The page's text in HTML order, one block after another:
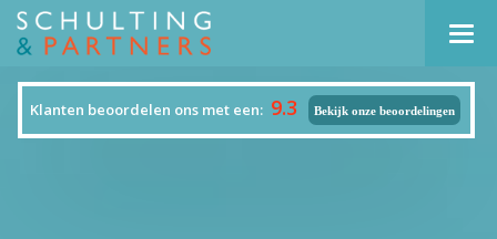
Klanten beoordelen ons met een: 9.3 Bekijk onze beoordelingen